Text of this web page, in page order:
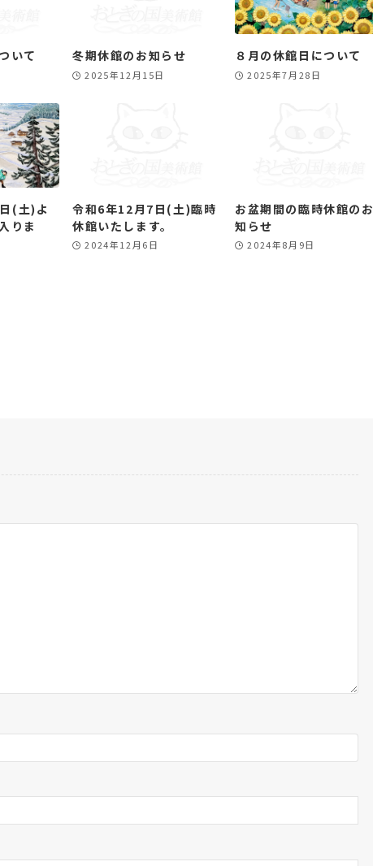
いて 冬期休館のお知らせ
2025年12月15日
８月の休館日について
2025年7月28日
(土)よ
りま
令和6年12月7日(土)臨時
休館いたします。
2024年12月6日
お盆期間の臨時休館のお
知らせ
2024年8月9日